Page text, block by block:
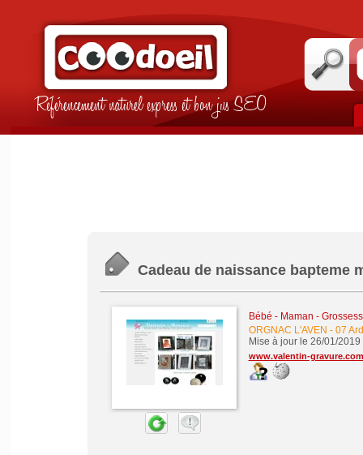
Référencement naturel express et bon jus SEO
Cadeau de naissance bapteme
Bébé - Maman -
ORGNAC L'AVEN - 07
Mise à jour le 26/01/2019
www.valentin-gravure.com